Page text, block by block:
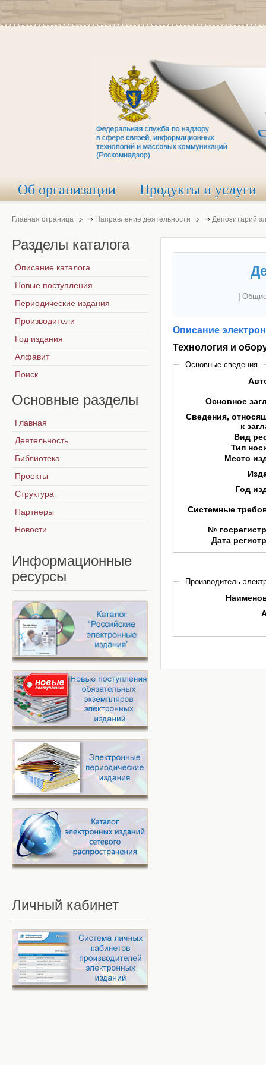
Об организации Продукты и услуги
Главная страница ⇒ Направление деятельности ⇒ Депозитарий
Описание
Технология и
Основные сведения
Основное
Сведения,
к
Вид
Тип
Место
Год
Системные
№
Дата
Производитель
Разделы каталога
Описание каталога
Новые поступления
Периодические издания
Производители
Год издания
Алфавит
Поиск
Основные разделы
Главная
Деятельность
Библиотека
Проекты
Структура
Партнеры
Новости
Информационные
ресурсы
Личный кабинет